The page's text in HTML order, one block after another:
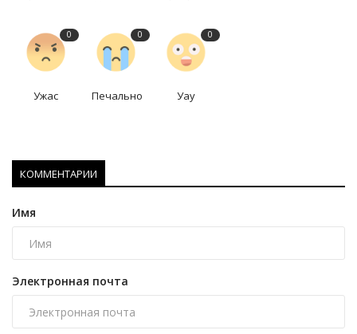
0
Ужас
0
Печально
0
Уау
КОММЕНТАРИИ
Имя
Электронная почта